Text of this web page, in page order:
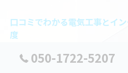
口コミでわかる電気工事とイ
度
インターフォン交換や電気工事
用した人の口コミや評判は大き
050-1722-5207